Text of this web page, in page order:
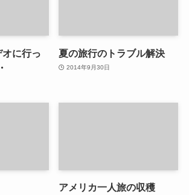
に行っ
夏の旅行のトラブル解決
2014年9月30日
アメリカ一人旅の収穫